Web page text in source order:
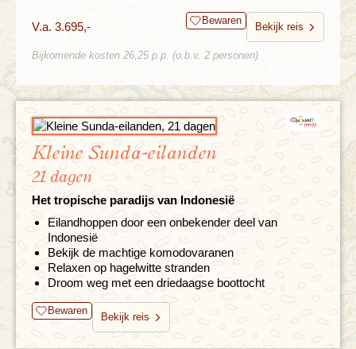
V.a. 3.695,- Bewaren
Bekijk reis
Bijkomende kosten 26,25 p.p. (o.b.v. 2 personen)
Kleine Sunda-eilanden
21 dagen
Het tropische paradijs van Indonesië
Eilandhoppen door een onbekender deel van
Indonesië
Bekijk de machtige komodovaranen
Relaxen op hagelwitte stranden
Droom weg met een driedaagse boottocht
Bewaren
Bekijk reis